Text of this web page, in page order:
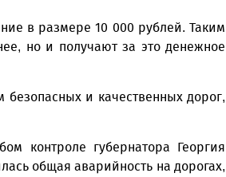
в размере 10 000 рублей. Таким
но и получают за это денежное
и качественных дорог,
контроле губернатора Георгия
общая аварийность на дорогах,